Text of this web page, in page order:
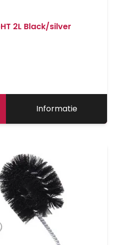
2L Black/silver
Informatie